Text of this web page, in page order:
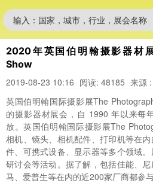
输入：国家，城市，行业，展会名称
2020年英国伯明翰摄影器材
Show
2019-08-23 10:16 阅读: 48185 来源
英国伯明翰国际摄影展The
的摄影器材展会，自 1990 年以来每
放。英国伯明翰国际摄影展The
相机、镜头、相机配件、打印机等在
件、可携式设备、显示器等多个领域
研讨会等活动。据了解，包括佳能、
马、爱普生等在内的近200家厂商都参